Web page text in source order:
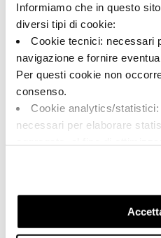
Informiamo che in questo
diversi tipi di cookie:
Cookie tecnici: necessari
navigazione e fornire
Per questi cookie non
consenso.
Cookie analytics/
necessari per elaborare
Cookie di profilazione/
previo tuo consenso, per
navigazione e mostrarti
linea con le tue preferenze.
Formato: